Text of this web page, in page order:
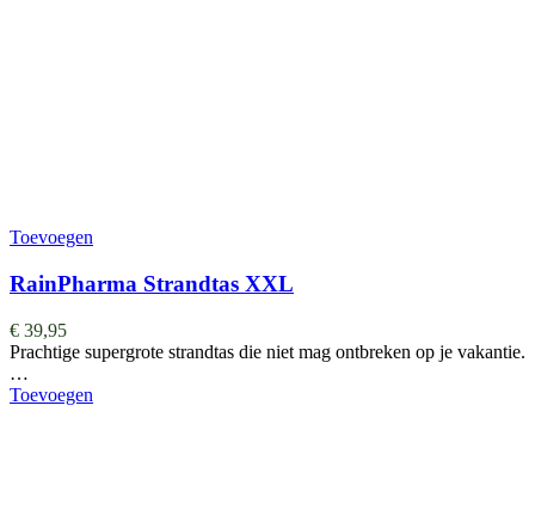
Toevoegen
RainPharma Strandtas XXL
€ 39,95
Prachtige supergrote strandtas die niet mag ontbreken op je vakantie.
…
Toevoegen